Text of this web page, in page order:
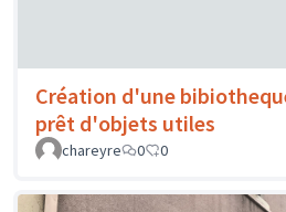
Création d'une
prêt d'objets utiles
chareyre
0 0